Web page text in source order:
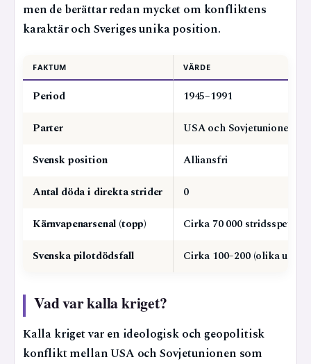
men de berättar redan mycket om konfliktens
karaktär och Sveriges unika position.
FAKTUM VÄRDE
Period
1945–1991
Parter
USA och Sovjetunionen
Svensk position
Alliansfri
Antal döda i direkta strider
0
Kärnvapenarsenal (topp)
Cirka 70 000 stridsspetsar
Svenska pilotdödsfall
Cirka 100–200 (olika
Vad var kalla kriget?
Kalla kriget var en ideologisk och geopolitisk
konflikt mellan USA och Sovjetunionen som